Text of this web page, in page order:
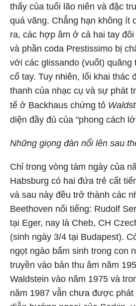
thấy của tuổi lão niên và đặc
quá vãng. Chẳng hạn không ít
ra, các hợp âm ở cả hai tay
và phần coda Prestissimo bị
với các glissando (vuốt)
cổ tay. Tuy nhiên, lối khai thác
thanh của nhạc cụ và sự phát
tế ở Backhaus chứng tỏ
diện đầy đủ của "phong cách
Những giọng đàn nổi lên sau
Chỉ trong vòng tám ngày của
Habsburg có hai đứa trẻ cất
và sau này đều trở thành các
Beethoven nổi tiếng: Rudolf
tại Eger, nay là Cheb, CH
(sinh ngày 3/4 tại Budapest).
ngọt ngào bẩm sinh trong con
truyền vào bản thu âm năm
Waldstein vào năm 1975 và
năm 1987 vẫn chưa được phát